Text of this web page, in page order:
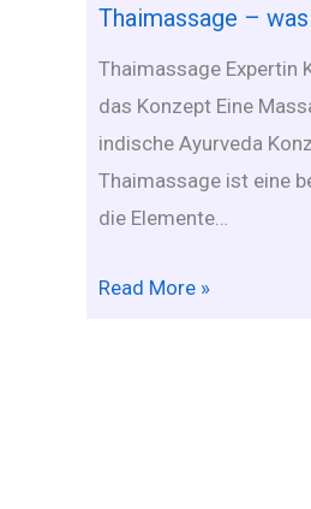
Thaimassage –
Thaimassage Expertin
das Konzept Eine
indische Ayurveda
Thaimassage ist eine
die Elemente…
Read More »